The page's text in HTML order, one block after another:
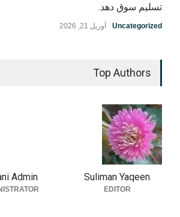
تسلیم سوق دهد.
Uncategorized آوریل 21, 2026
Top Authors
Suliman Yaqeen
EDITOR
Admin